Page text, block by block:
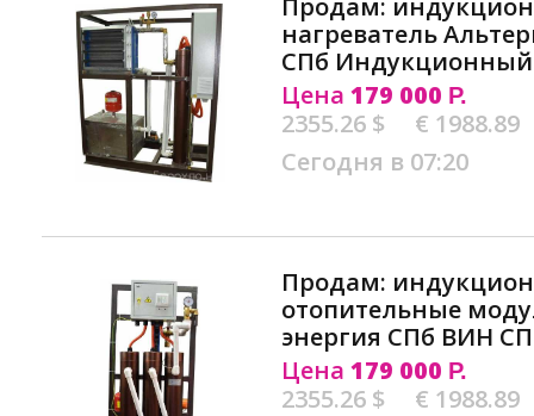
нагреватель
СПб Индукционный
Цена 179 000 Р.
2355.26 $
€ 1988.89
Сегодня в 07:20
Продам:
отопительные
энергия СПб ВИН
Цена 179 000 Р.
2355.26 $
€ 1988.89